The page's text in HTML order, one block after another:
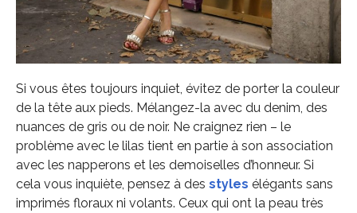
Si vous êtes toujours inquiet, évitez de porter la couleur
de la tête aux pieds. Mélangez-la avec du denim, des
nuances de gris ou de noir. Ne craignez rien – le
problème avec le lilas tient en partie à son association
avec les napperons et les demoiselles d’honneur. Si
cela vous inquiète, pensez à des styles élégants sans
imprimés floraux ni volants. Ceux qui ont la peau très